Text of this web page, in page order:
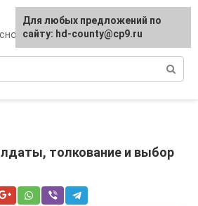
толкование и выбор
Для любых предложений по
сайту: hd-county@cp9.ru